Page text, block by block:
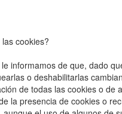
cookies?
informamos de que, dado
o deshabilitarlas
de todas las cookies o
la presencia de cookies o